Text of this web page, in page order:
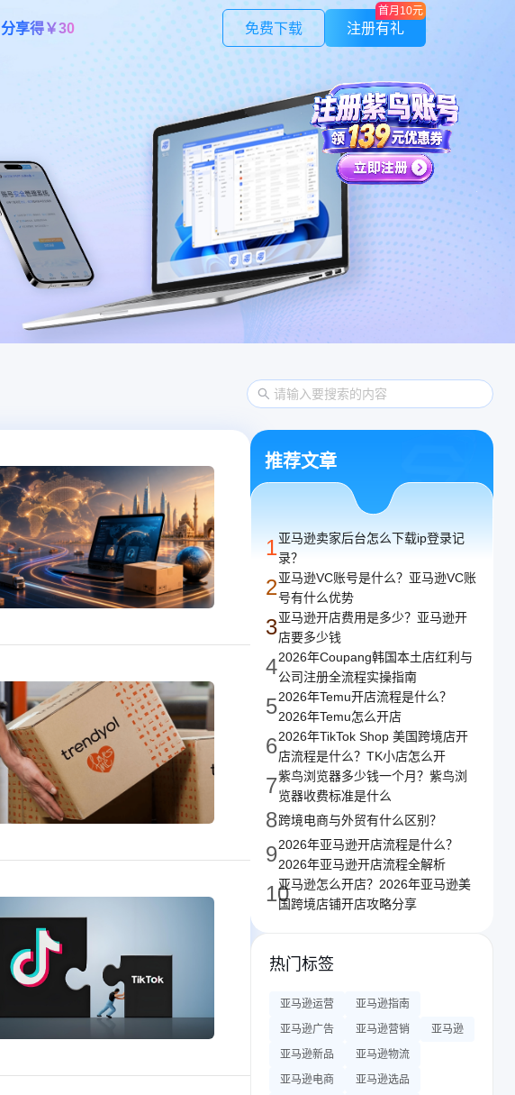
分享得￥30 免费下载
首月10元
注册有礼
高效团队协作管理
根据角色灵活授权，安全可控
自动二步验证
自动填充二步验证码，安全快捷
续费托管
到期自动续费，避免不必要损失
紫鸟应用
LinkFoxAI
电商专用AI 商品图 | 模特 | 素材
紫鸟云号
一号多绑，接收全球电话/短信
推荐文章
1亚马逊卖家后台怎么下载ip登录记
录？
2亚马逊VC账号是什么？亚马逊VC账
号有什么优势
3亚马逊开店费用是多少？亚马逊开
店要多少钱
42026年Coupang韩国本土店红利与
公司注册全流程实操指南
52026年Temu开店流程是什么？
2026年Temu怎么开店
62026年TikTok Shop 美国跨境店开
店流程是什么？TK小店怎么开
7紫鸟浏览器多少钱一个月？紫鸟浏
览器收费标准是什么
8跨境电商与外贸有什么区别？
92026年亚马逊开店流程是什么？
2026年亚马逊开店流程全解析
10亚马逊怎么开店？2026年亚马逊美
国跨境店铺开店攻略分享
热门标签
亚马逊运营
亚马逊指南
亚马逊广告
亚马逊营销
亚马逊
亚马逊新品
亚马逊物流
亚马逊电商
亚马逊选品